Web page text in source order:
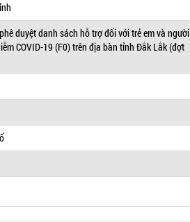
duyệt danh sách hỗ trợ đối với trẻ em và người
COVID-19 (F0) trên địa bàn tỉnh Đắk Lắk (đợt